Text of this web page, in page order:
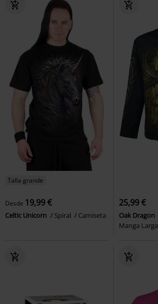
Talla grande
Desde 19,99 €
Celtic Unicorn Spiral Camiseta
25,99 €
Oak Dragon
Manga Larga